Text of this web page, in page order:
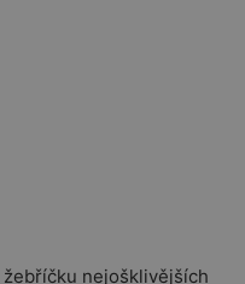
nejošklivějších